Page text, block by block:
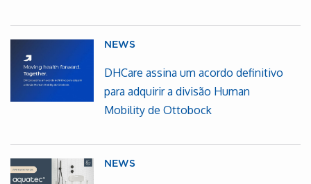
NEWS
DHCare assina um acordo definitivo
para adquirir a divisão Human
Mobility de Ottobock
NEWS